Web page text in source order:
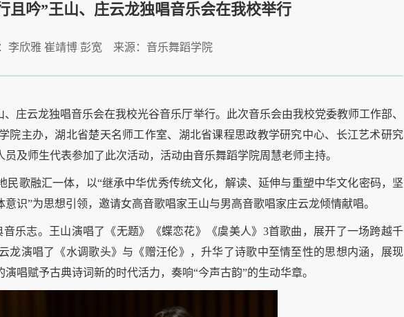
且吟”王山、庄云龙独唱音乐会在我校举行
李欣雅 崔靖博 彭宽 来源：音乐舞蹈学院
庄云龙独唱音乐会在我校光谷音乐厅举行。此次音乐会由我校党委教师工作部、
院主办，湖北省楚天名师工作室、湖北省课程思政教学研究中心、长江艺术研究
及师生代表参加了此次活动，活动由音乐舞蹈学院周慧老师主持。
民歌融汇一体，以“继承中华优秀传统文化，解读、延伸与重塑中华文化密码，坚
识”为思想引领，邀请女高音歌唱家王山与男高音歌唱家庄云龙倾情献唱。
乐志。王山演唱了《无题》《蝶恋花》《虞美人》3首歌曲，展开了一场跨越千
龙演唱了《水调歌头》与《赠汪伦》，升华了诗歌中至情至性的思想内涵，展现
唱赋予古典诗词新的时代活力，奏响“今声古韵”的生动华章。